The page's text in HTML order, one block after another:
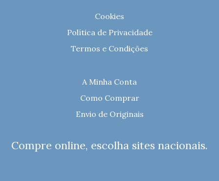
Cookies
Política de Privacidade
Termos e Condições
A Minha Conta
Como Comprar
Envio de Originais
Compre online, escolha sites nacionais.